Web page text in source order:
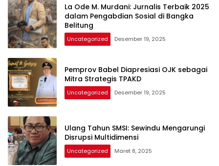
La Ode M. Murdani: Jurnalis Terbaik 2025
dalam Pengabdian Sosial di Bangka
Belitung
Uncategorized Desember 19, 2025
Pemprov Babel Diapresiasi OJK sebagai
Mitra Strategis TPAKD
Uncategorized Desember 19, 2025
Ulang Tahun SMSI: Sewindu Mengarungi
Disrupsi Multidimensi
Uncategorized Maret 8, 2025